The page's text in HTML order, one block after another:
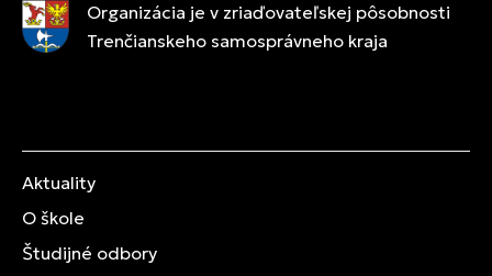
Organizácia je v zriaďovateľskej pôsobnosti
Trenčianskeho samosprávneho kraja
Aktuality
O škole
Študijné odbory